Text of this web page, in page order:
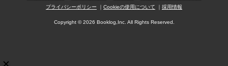
プライバシーポリシー
Cookieの使用について 採用情報
Copyright © 2026 Booklog,Inc. All Rights Reserved.